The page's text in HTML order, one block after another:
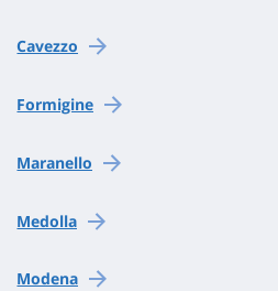
Cavezzo
Formigine
Maranello
Medolla
Modena